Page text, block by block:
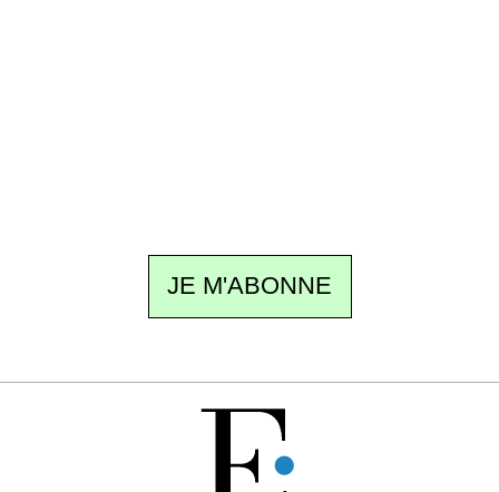
JE M'ABONNE